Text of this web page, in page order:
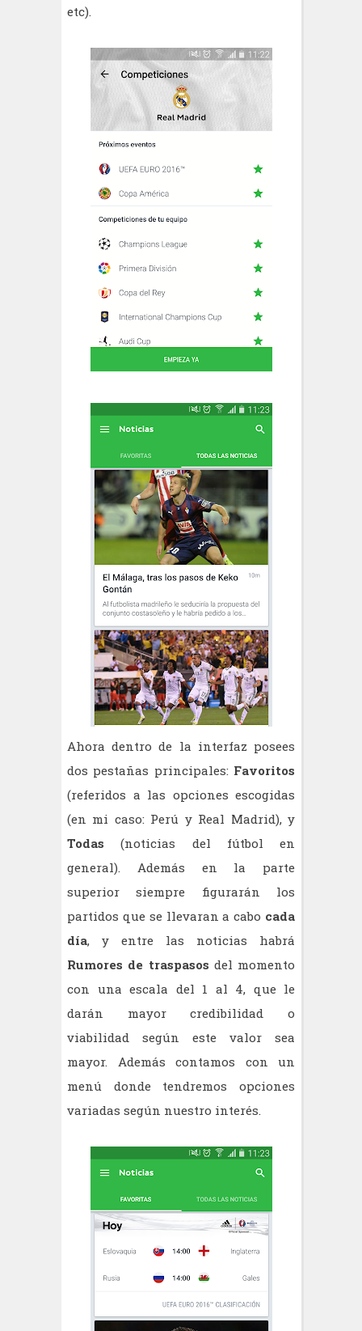
etc).
Ahora dentro de la interfaz posees
dos pestañas principales: Favoritos
(referidos a las opciones escogidas
(en mi caso: Perú y Real Madrid), y
Todas (noticias del fútbol en
general). Además en la parte
superior siempre figurarán los
partidos que se llevaran a cabo cada
día, y entre las noticias habrá
Rumores de traspasos del momento
con una escala del 1 al 4, que le
darán mayor credibilidad o
viabilidad según este valor sea
mayor. Además contamos con un
menú donde tendremos opciones
variadas según nuestro interés.